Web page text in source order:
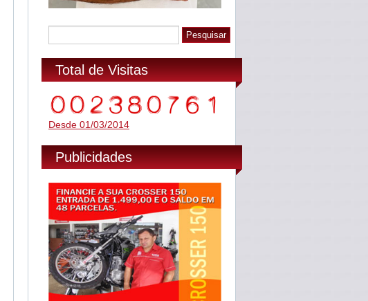
Total de Visitas
Desde 01/03/2014
Publicidades